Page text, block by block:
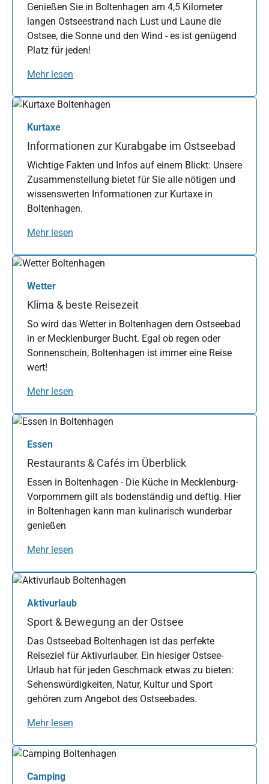
Genießen Sie in Boltenhagen am 4,5 Kilometer
langen Ostseestrand nach Lust und Laune die
Ostsee, die Sonne und den Wind - es ist genügend
Platz für jeden!
Mehr lesen
Kurtaxe
Informationen zur Kurabgabe im Ostseebad
Wichtige Fakten und Infos auf einem Blickt: Unsere
Zusammenstellung bietet für Sie alle nötigen und
wissenswerten Informationen zur Kurtaxe in
Boltenhagen.
Mehr lesen
Wetter
Klima & beste Reisezeit
So wird das Wetter in Boltenhagen dem Ostseebad
in er Mecklenburger Bucht. Egal ob regen oder
Sonnenschein, Boltenhagen ist immer eine Reise
wert!
Mehr lesen
Essen
Restaurants & Cafés im Überblick
Essen in Boltenhagen - Die Küche in Mecklenburg-
Vorpommern gilt als bodenständig und deftig. Hier
in Boltenhagen kann man kulinarisch wunderbar
genießen
Mehr lesen
Aktivurlaub
Sport & Bewegung an der Ostsee
Das Ostseebad Boltenhagen ist das perfekte
Reiseziel für Aktivurlauber. Ein hiesiger Ostsee-
Urlaub hat für jeden Geschmack etwas zu bieten:
Sehenswürdigkeiten, Natur, Kultur und Sport
gehören zum Angebot des Ostseebades.
Mehr lesen
Camping